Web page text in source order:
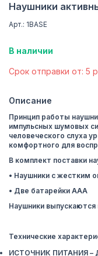
Наушники
Арт.: 1BASE
В наличии
Cрок отправки от: 5
Описание
Принцип работы
импульсных шумовых
человеческого слуха
комфортного для
В комплект поставки
• Наушники с жестким
• Две батарейки ААА
Наушники
Технические
ИСТОЧНИК ПИТАНИЯ –